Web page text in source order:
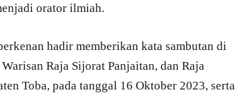
orator ilmiah.
hadir memberikan kata sambutan di
Raja Sijorat Panjaitan, dan Raja
Toba, pada tanggal 16 Oktober 2023, serta